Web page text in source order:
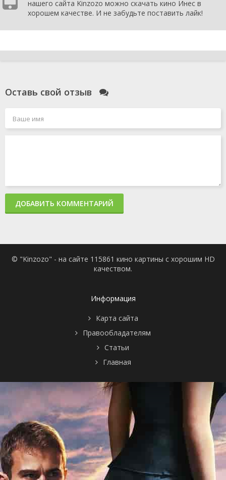
нашего сайта Kinzozo можно скачать кино Инес в
хорошем качестве. И не забудьте поставить лайк!
Оставь свой отзыв
ДОБАВИТЬ КОММЕНТАРИЙ
© "Kinzozo" - на сайте 115861 кино картины с хорошим HD
качеством.
Информация
Карта сайта
Правообладателям
Статьи
Главная